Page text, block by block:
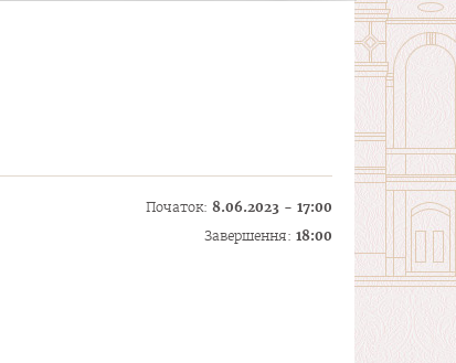
Початок: 8.06.2023 - 17:00
Завершення: 18:00